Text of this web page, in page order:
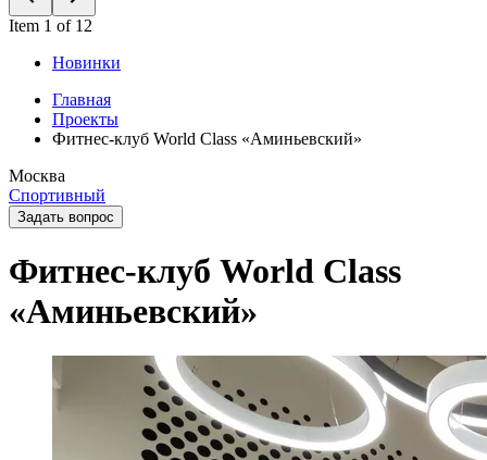
Item 1 of 12
Новинки
Главная
Проекты
Фитнес-клуб World Class «Аминьевский»
Москва
Спортивный
Задать вопрос
Фитнес-клуб World Class
«Аминьевский»